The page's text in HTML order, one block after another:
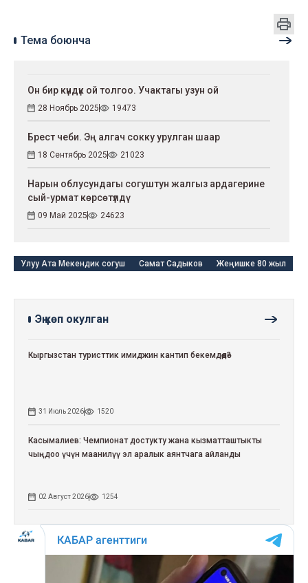
Тема боюнча
Он бир күндүк ой толгоо. Учактагы узун ой
28 Ноябрь 2025 19473
Брест чеби. Эң алгач сокку урулган шаар
18 Сентябрь 2025 21023
Нарын облусундагы согуштун жалгыз ардагерине
сый-урмат көрсөтүлдү
09 Май 2025 24623
Улуу Ата Мекендик согуш Самат Садыков Жеңишке 80 жыл
Эң көп окулган
Кыргызстан туристтик имиджин кантип бекемдөөдө?
31 Июль 2026 1520
Касымалиев: Чемпионат достукту жана кызматташтыкты
чыңдоо үчүн маанилүү эл аралык аянтчага айланды
02 Август 2026 1254